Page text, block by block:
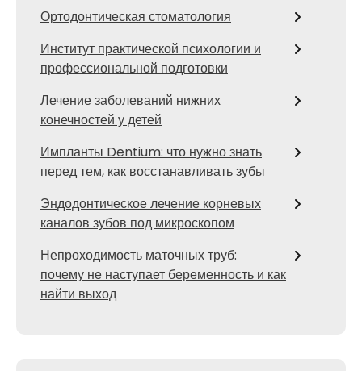
Ортодонтическая стоматология
Институт практической психологии и
профессиональной подготовки
Лечение заболеваний нижних
конечностей у детей
Импланты Dentium: что нужно знать
перед тем, как восстанавливать зубы
Эндодонтическое лечение корневых
каналов зубов под микроскопом
Непроходимость маточных труб:
почему не наступает беременность и как
найти выход